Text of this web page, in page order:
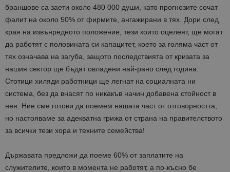
браншове са заети около 480 000 души, като прогнозите сочат
фалит на около 50% от фирмите, ангажирани в тях. Дори след
края на извънредното положение, тези които оцелеят, ще могат
да работят с половината си капацитет, което за голяма част от
тях означава на загуба, защото последствията от кризата за
нашия сектор ще бъдат овладени най-рано след година.
Стотици хиляди работници ще легнат на социалната ни
система, без да внасят по никакъв начин добавена стойност в
нея. Ние сме готови да поемем нашата част от отговорността,
но настояваме за адекватна грижа от страна на правителството
за всички тези хора и техните семейства!
Държавата предложи да поеме 60% от заплатите на
служителите, които в момента не работят, а по-късно бе